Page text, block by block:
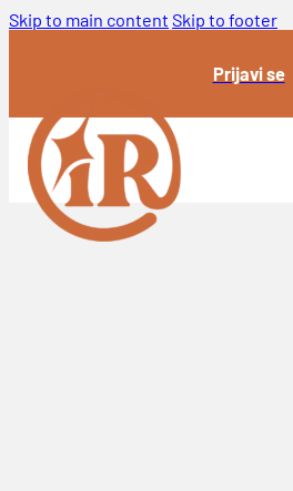
Skip to main content Skip to footer
Prijavi se